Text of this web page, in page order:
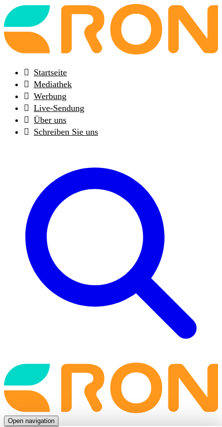
Back
to
frontpage
Startseite
Mediathek
Werbung
Live-Sendung
Über uns
Schreiben Sie uns
Back
to
frontpage
Open navigation